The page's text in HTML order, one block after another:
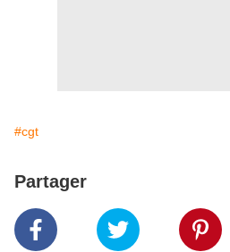
#cgt
Partager